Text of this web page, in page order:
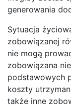
generowania
Sytuacja
zobowiązanej
nie mogą
zobowiązana
podstawowych
koszty
także inne